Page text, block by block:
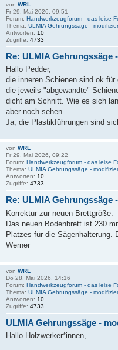
von WRL
Fr 29. Mai 2026, 09:51
Forum: Handwerkzeugforum - das leise
Thema: ULMIA Gehrungssäge -
Antworten: 10
Zugriffe: 4733
Re: ULMIA Gehrungssäge
Hallo Pedder,
die inneren Schienen sind ok
die jeweils "abgewandte"
dicht am Schnitt. Wie es sich
aber noch sehen.
Ja, die Plastikführungen sind
von WRL
Fr 29. Mai 2026, 09:22
Forum: Handwerkzeugforum - das leise
Thema: ULMIA Gehrungssäge -
Antworten: 10
Zugriffe: 4733
Re: ULMIA Gehrungssäge
Korrektur zur neuen Brettgröße:
Das neuen Bodenbrett ist 230
Platzes für die Sägenhalterung.
Werner
von WRL
Do 28. Mai 2026, 14:16
Forum: Handwerkzeugforum - das leise
Thema: ULMIA Gehrungssäge -
Antworten: 10
Zugriffe: 4733
ULMIA Gehrungssäge -
Hallo Holzwerker*innen,